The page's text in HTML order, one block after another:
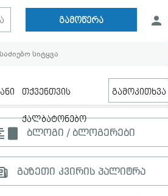
გამოწერა
თქვენთვის
ქალბატონებო
გამოკითხვა
ბლოგი / ბლოგერები
გაზეთი კვირის პალიტრა